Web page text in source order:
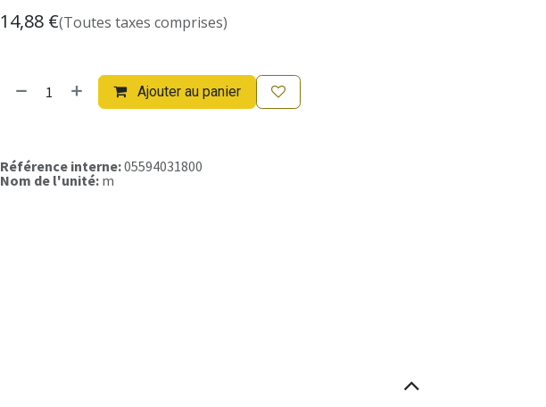
14,88 €(Toutes taxes comprises)
Ajouter au panier
Référence interne:05594031800
Nom de l'unité: m